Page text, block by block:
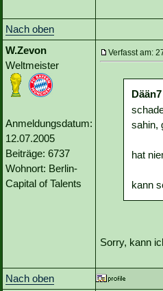
Nach oben
W.Zevon
Weltmeister
Anmeldungsdatum:
12.07.2005
Beiträge: 6737
Wohnort: Berlin-
Capital of Talents
Verfasst am:
sahin,
hat
kann
Sorry, kann
Nach oben